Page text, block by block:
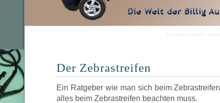
Der Zebrastreifen
Ein Ratgeber wie man sich beim
alles beim Zebrastreifen beachten muss.